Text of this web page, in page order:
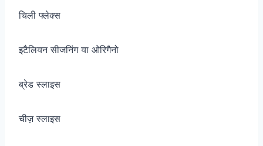
चिली फ्लेक्स
इटैलियन सीजनिंग या ओरिगैनो
ब्रेड स्लाइस
चीज़ स्लाइस